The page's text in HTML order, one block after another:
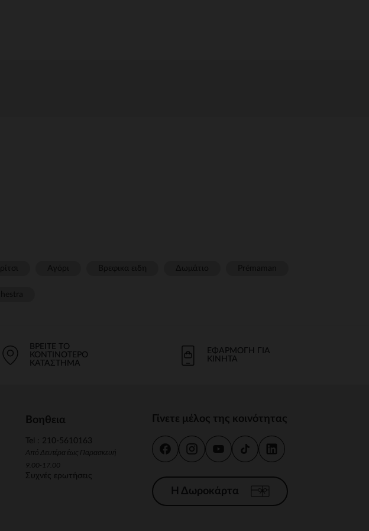
ΒΡΕΊΤΕ ΤΟ
ΚΟΝΤΙΝΌΤΕΡΟ
ΚΑΤΆΣΤΗΜΑ
ΕΦΑΡΜΟΓΉ ΓΙΑ
ΚΙΝΗΤΆ
Βοηθεια
Tel : 210-5610163
Από Δευτέρα έως Παρασκευή
9.00-17.00
Συχνές ερωτήσεις
Γίνετε μέλος της κοινότητας
Η Δωροκάρτα